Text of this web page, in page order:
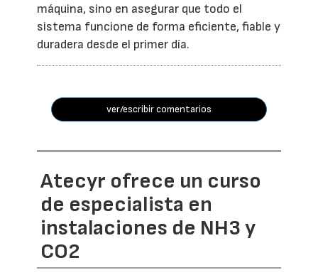
máquina, sino en asegurar que todo el
sistema funcione de forma eficiente, fiable y
duradera desde el primer día.
ver/escribir comentarios
Atecyr ofrece un curso
de especialista en
instalaciones de NH3 y
CO2